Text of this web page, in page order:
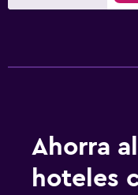
Ahorra
hoteles